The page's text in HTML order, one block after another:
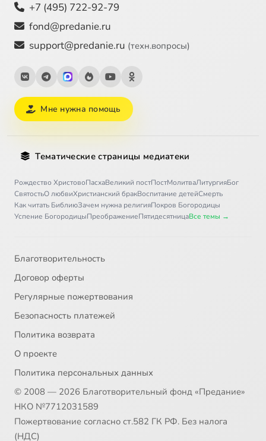
+7 (495) 722-92-79
fond@predanie.ru
support@predanie.ru (техн.вопросы)
Мне нужна помощь
Тематические страницы медиатеки
Рождество ХристовоПасхаВеликий постПостМолитваЛитургияБог
СвятостьО любвиХристианский бракВоспитание детейСмерть
Как читать БиблиюЗачем нужна религияПокров Богородицы
Успение БогородицыПреображениеПятидесятницаВсе темы →
Благотворительность
Договор оферты
Регулярные пожертвования
Безопасность платежей
Политика возврата
О проекте
Политика персональных данных
© 2008 — 2026 Благотворительный фонд «Предание»
НКО №7712031589
Пожертвование согласно ст.582 ГК РФ. Без налога
(НДС)